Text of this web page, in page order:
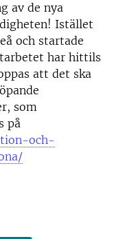
av de nya
Istället
och startade
har hittils
att det ska
som
på
och-